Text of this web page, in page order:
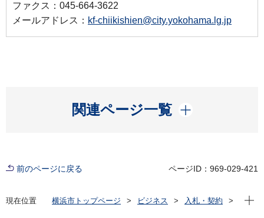
ファクス：045-664-3622
メールアドレス： kf-chiikishien@city.yokohama.lg.jp
関連ページ一覧
開く
前のページに戻る ページID：969-029-421
現在位置 横浜市トップページ ビジネス
入札・契約
現在